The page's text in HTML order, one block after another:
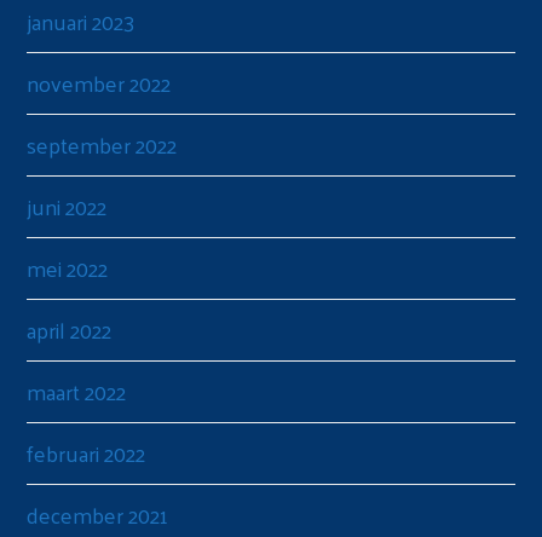
januari 2023
november 2022
september 2022
juni 2022
mei 2022
april 2022
maart 2022
februari 2022
december 2021